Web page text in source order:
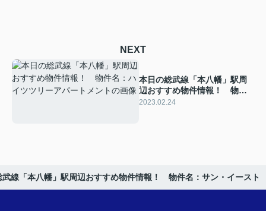
NEXT
本日の総武線「本八幡」駅周
辺おすすめ物件情報！ 物件
名：ハイツツリーアパートメ
2023.02.24
武線「本八幡」駅周辺おすすめ物件情報！ 物件名：サン・イースト